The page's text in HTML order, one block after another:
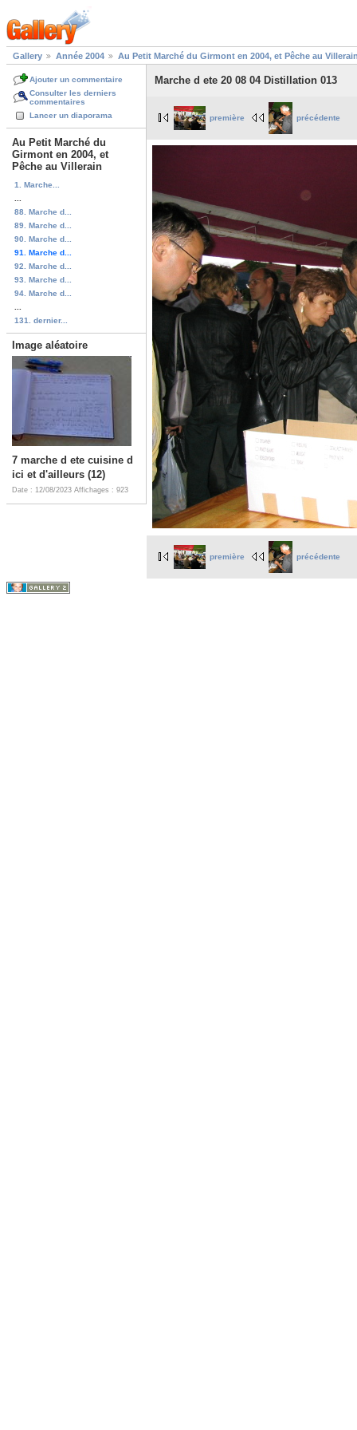
Gallery Année 2004 Au Petit Marché du Girmont en 2004, et Pêche au
Ajouter un commentaire
Consulter les derniers
commentaires
Lancer un diaporama
Au Petit Marché du
Girmont en 2004, et
Pêche au Villerain
1. Marche...
88. Marche d...
89. Marche d...
90. Marche d...
91. Marche d...
92. Marche d...
93. Marche d...
94. Marche d...
131. dernier...
Image aléatoire
7 marche d ete cuisine d
ici et d'ailleurs (12)
Date : 12/08/2023 Affichages : 923
Marche d ete 20 08 04 Distillation 013
première précédente
première précédente